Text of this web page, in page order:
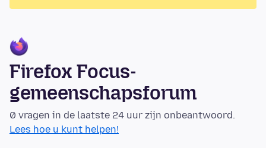
Firefox Focus-
gemeenschapsforum
0 vragen in de laatste 24 uur zijn onbeantwoord.
Lees hoe u kunt helpen!